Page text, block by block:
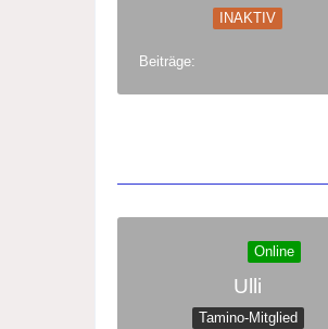
INAKTIV
Beiträge
Online
Ulli
Tamino-Mitglied